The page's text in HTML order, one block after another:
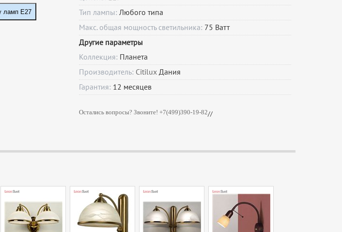
ламп E27
Тип лампы: Любого типа
Макс. общая мощность светильника: 75 Ватт
Другие параметры
Коллекция: Планета
Производитель: CitiluxДания
Гарантия: 12 месяцев
Остались вопросы? Звоните! +7(499)390-19-82//